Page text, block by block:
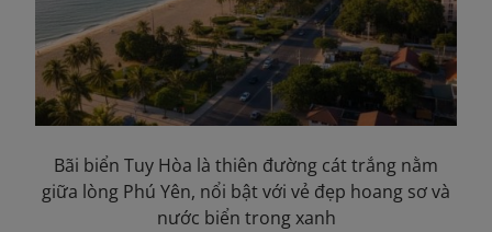
Bãi biển Tuy Hòa là thiên đường cát trắng nằm
giữa lòng Phú Yên, nổi bật với vẻ đẹp hoang sơ và
nước biển trong xanh